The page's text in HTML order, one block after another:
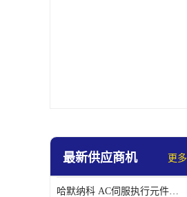
最新供应商机 更多
哈默纳科 AC伺服执行元件扁平型SHA系列 议价